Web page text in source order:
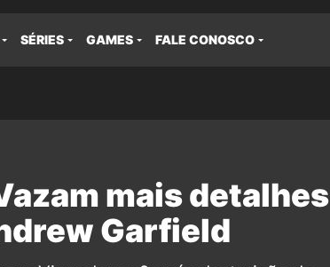
SÉRIES GAMES FALE CONOSCO
mais detalhes
Garfield